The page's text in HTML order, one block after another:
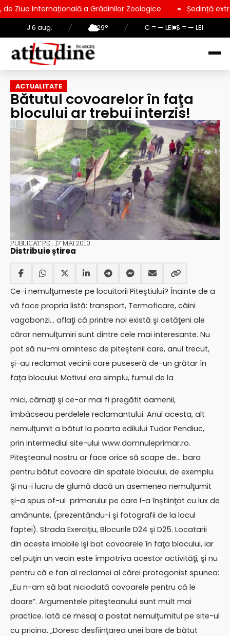
J 6 aug. / 29° / € = — LEI $ = — LEI
a Grădinilor Zoologice Ședință extraordinară la
ACTUALITATE
Bătutul covoarelor în faţa
blocului ar trebui interzis!
PUBLICAT PE : 17 MAI 2010
Distribuie știrea
Ce-i nemulţumeste pe locuitorii Piteştiului? Înainte de a
vă face propria listă: transport, Termoficare, câini
vagabonzi… aflaţi că printre noi există şi cetăţeni ale
căror nemulţumiri sunt dintre cele mai interesante. Nu
pot să nu-mi amintesc de piteştenii care, anul trecut,
şi-au reclamat vecinii care puseseră de-un grătar în
faţa blocului. Motivul era simplu, fumul de la
mici, cârnaţi şi ce-or mai fi pregătit oamenii,
îmbâcseau perdelele reclamantului. Anul acesta, alt
nemulţumit a bătut la poarta edilului Tudor Pendiuc,
prin intermediul site-ului www.domnuleprimar.ro.
Piteşteanul nostru ar face orice să scape de… bara
pentru bătut covoare din spatele blocului, de exemplu.
Şi nu-i lucru de glumă dacă un asemenea nemulţumit
şi-a spus of-ul primarului pe care l-a înştiinţat cu lux de
amănunte, (prezentându-i şi fotografii de la locul
faptei). Strada Exerciţiu, Blocurile D24 şi D25. Locatarii
din aceste imobile işi bat covoarele în faţa blocului, iar
cel puţin un vecin este împotriva acestor activităţi, şi nu
pentru că e fan al reclamei al cărei protagonist spunea:
„Eu n-am să bat niciodată covoarele pentru că le
doare”. Argumentele piteşteanului sunt mult mai
practice. Iată ce mesaj a postat nemulţumitul pe site-ul
cu pricina. „Doresc desfiinţarea unei bare de bătut